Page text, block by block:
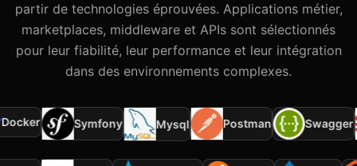
partir de technologies éprouvées. Applications métier,
marketplaces, middleware et APIs sont sélectionnés
pour leur fiabilité, leur performance et leur intégration
dans des environnements complexes.
Symfony Mysql Postman Swagger